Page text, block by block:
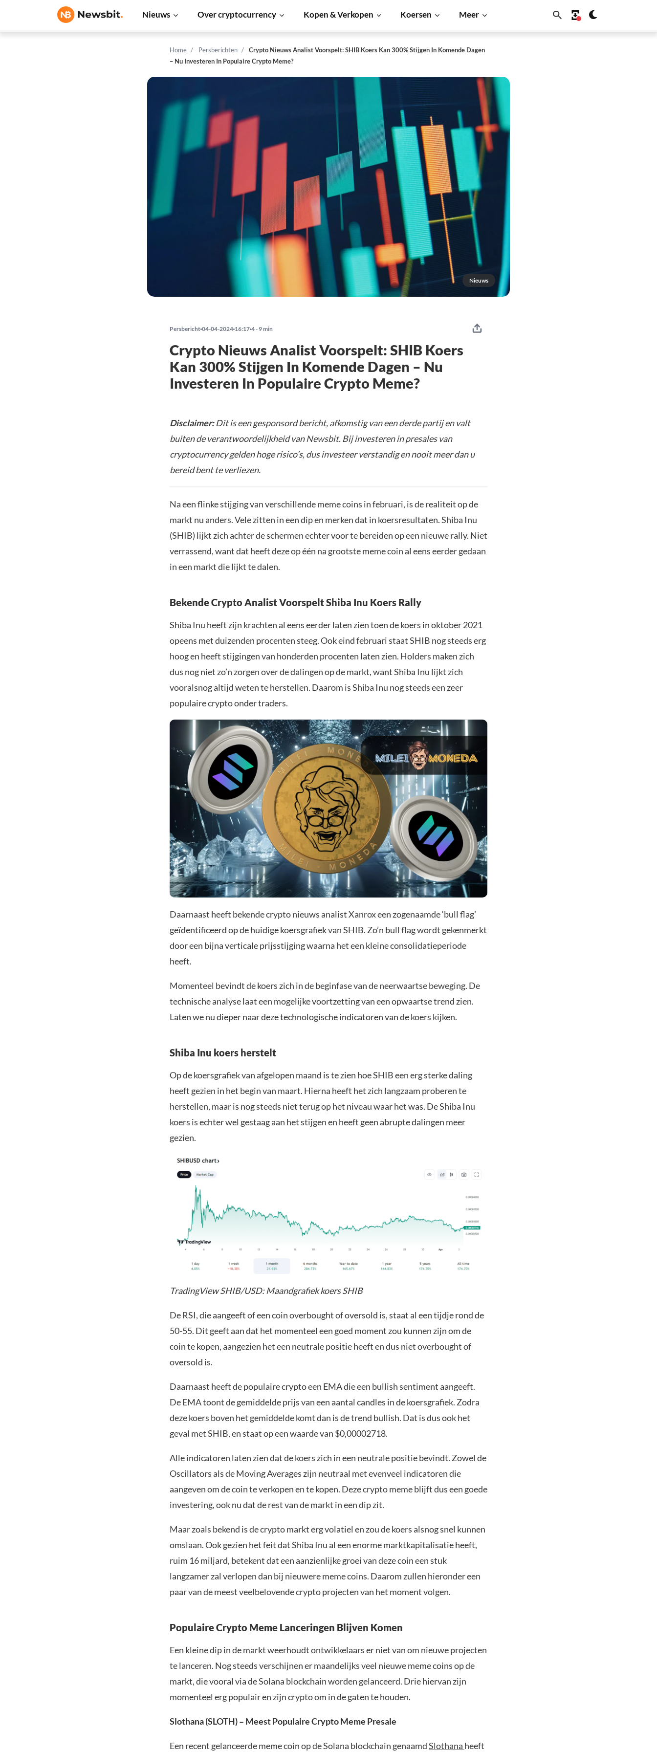
Nieuws Over cryptocurrency Kopen & Verkopen Koersen Meer
Home Persberichten
Crypto Nieuws Analist Voorspelt: SHIB Koers Kan 300% Stijgen In Komende Dagen
– Nu Investeren In Populaire Crypto Meme?
Nieuws
Persbericht 04-04-2024 16:17 4 - 9 min
Crypto Nieuws Analist Voorspelt: SHIB Koers
Kan 300% Stijgen In Komende Dagen – Nu
Investeren In Populaire Crypto Meme?
Disclaimer:Dit is een gesponsord bericht, afkomstig van een derde partij en valt
buiten de verantwoordelijkheid van Newsbit. Bij investeren in presales van
cryptocurrency gelden hoge risico’s, dus investeer verstandig en nooit meer dan u
bereid bent te verliezen.
Na een flinke stijging van verschillende meme coins in februari, is de realiteit op de
markt nu anders. Vele zitten in een dip en merken dat in koersresultaten. Shiba Inu
(SHIB) lijkt zich achter de schermen echter voor te bereiden op een nieuwe rally. Niet
verrassend, want dat heeft deze op één na grootste meme coin al eens eerder gedaan
in een markt die lijkt te dalen.
Bekende Crypto Analist Voorspelt Shiba Inu Koers Rally
Shiba Inu heeft zijn krachten al eens eerder laten zien toen de koers in oktober 2021
opeens met duizenden procenten steeg. Ook eind februari staat SHIB nog steeds erg
hoog en heeft stijgingen van honderden procenten laten zien. Holders maken zich
dus nog niet zo’n zorgen over de dalingen op de markt, want Shiba Inu lijkt zich
vooralsnog altijd weten te herstellen. Daarom is Shiba Inu nog steeds een zeer
populaire crypto onder traders.
Daarnaast heeft bekende crypto nieuws analist Xanrox een zogenaamde ‘bull flag’
geïdentificeerd op de huidige koersgrafiek van SHIB. Zo’n bull flag wordt gekenmerkt
door een bijna verticale prijsstijging waarna het een kleine consolidatieperiode
heeft.
Momenteel bevindt de koers zich in de beginfase van de neerwaartse beweging. De
technische analyse laat een mogelijke voortzetting van een opwaartse trend zien.
Laten we nu dieper naar deze technologische indicatoren van de koers kijken.
Shiba Inu koers herstelt
Op de koersgrafiek van afgelopen maand is te zien hoe SHIB een erg sterke daling
heeft gezien in het begin van maart. Hierna heeft het zich langzaam proberen te
herstellen, maar is nog steeds niet terug op het niveau waar het was. De Shiba Inu
koers is echter wel gestaag aan het stijgen en heeft geen abrupte dalingen meer
gezien.
TradingView SHIB/USD: Maandgrafiek koers SHIB
De RSI, die aangeeft of een coin overbought of oversold is, staat al een tijdje rond de
50-55. Dit geeft aan dat het momenteel een goed moment zou kunnen zijn om de
coin te kopen, aangezien het een neutrale positie heeft en dus niet overbought of
oversold is.
Daarnaast heeft de populaire crypto een EMA die een bullish sentiment aangeeft.
De EMA toont de gemiddelde prijs van een aantal candles in de koersgrafiek. Zodra
deze koers boven het gemiddelde komt dan is de trend bullish. Dat is dus ook het
geval met SHIB, en staat op een waarde van $0,00002718.
Alle indicatoren laten zien dat de koers zich in een neutrale positie bevindt. Zowel de
Oscillators als de Moving Averages zijn neutraal met evenveel indicatoren die
aangeven om de coin te verkopen en te kopen. Deze crypto meme blijft dus een goede
investering, ook nu dat de rest van de markt in een dip zit.
Maar zoals bekend is de crypto markt erg volatiel en zou de koers alsnog snel kunnen
omslaan. Ook gezien het feit dat Shiba Inu al een enorme marktkapitalisatie heeft,
ruim 16 miljard, betekent dat een aanzienlijke groei van deze coin een stuk
langzamer zal verlopen dan bij nieuwere meme coins. Daarom zullen hieronder een
paar van de meest veelbelovende crypto projecten van het moment volgen.
Populaire Crypto Meme Lanceringen Blijven Komen
Een kleine dip in de markt weerhoudt ontwikkelaars er niet van om nieuwe projecten
te lanceren. Nog steeds verschijnen er maandelijks veel nieuwe meme coins op de
markt, die vooral via de Solana blockchain worden gelanceerd. Drie hiervan zijn
momenteel erg populair en zijn crypto om in de gaten te houden.
Slothana (SLOTH) – Meest Populaire Crypto Meme Presale
Een recent gelanceerde meme coin op de Solana blockchain genaamdSlothana heeft